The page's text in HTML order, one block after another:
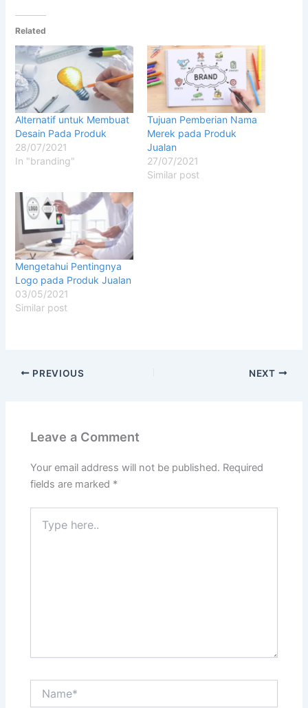
Related
Alternatif untuk Membuat
Desain Pada Produk
28/07/2021
In "branding"
Tujuan Pemberian Nama
Merek pada Produk
Jualan
27/07/2021
Similar post
Mengetahui Pentingnya
Logo pada Produk Jualan
03/05/2021
Similar post
PREVIOUS NEXT
Leave a Comment
Your email address will not be published. Required
fields are marked *
here..